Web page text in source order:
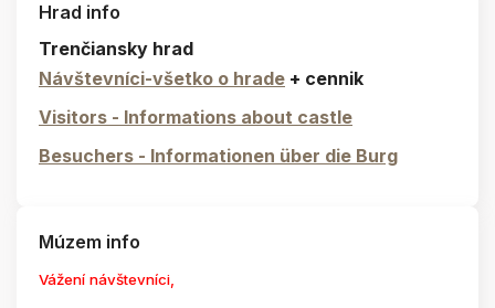
Hrad info
Trenčiansky hrad
Návštevníci-všetko o hrade + cennik
Visitors - Informations about castle
Besuchers - Informationen über die Burg
Múzem info
Vážení návštevníci,